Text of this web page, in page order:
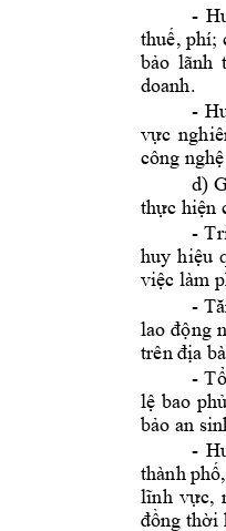
-
thuế, phí;
bảo lãnh
doanh.
-
vực
công
d)
thực hiện
-
huy hiệu
việc làm
-
lao động
trên địa
- Tổ
lệ bao phủ
bảo an
-
thành phố,
lĩnh vực,
đồng thời